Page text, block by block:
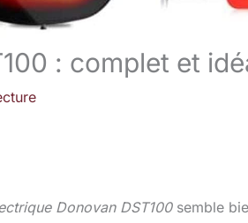
: complet et
Donovan DST100semble